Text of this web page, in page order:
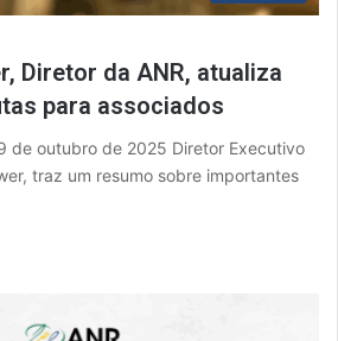
Diretor da ANR, atualiza
para associados
de outubro de 2025 Diretor Executivo
traz um resumo sobre importantes